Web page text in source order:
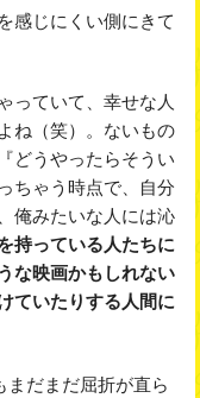
じにくい側にきて
っていて、幸せな人
ね（笑）。ないもの
どうやったらそうい
ちゃう時点で、自分
俺みたいな人には沁
持っている人たちに
な映画かもしれない
ていたりする人間に
まだまだ屈折が直ら